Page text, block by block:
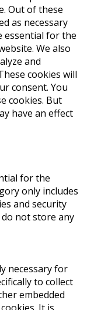
Out of these
as necessary
essential for the
We also
and
cookies will
consent. You
cookies. But
have an effect
for the
only includes
and security
not store any
necessary for
to collect
embedded